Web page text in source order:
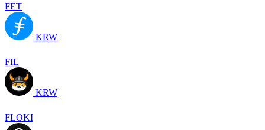
FET
KRW
FIL
KRW
FLOKI